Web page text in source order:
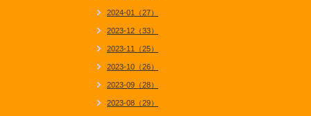
2024-01（27）
2023-12（33）
2023-11（25）
2023-10（26）
2023-09（28）
2023-08（29）